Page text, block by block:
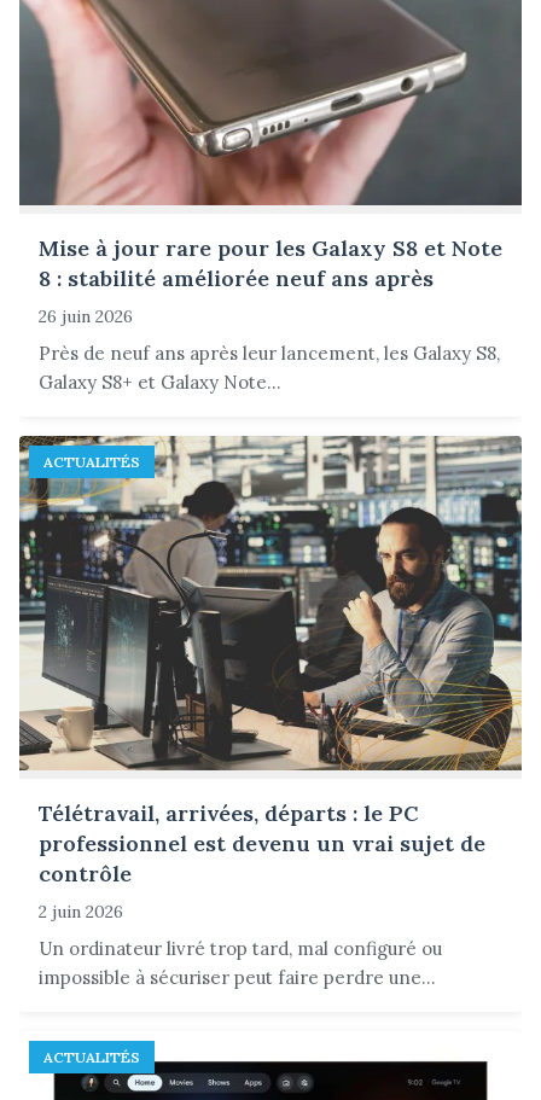
Mise à jour rare pour les Galaxy S8 et Note
8 : stabilité améliorée neuf ans après
26 juin 2026
Près de neuf ans après leur lancement, les Galaxy S8,
Galaxy S8+ et Galaxy Note...
ACTUALITÉS
Télétravail, arrivées, départs : le PC
professionnel est devenu un vrai sujet de
contrôle
2 juin 2026
Un ordinateur livré trop tard, mal configuré ou
impossible à sécuriser peut faire perdre une...
ACTUALITÉS